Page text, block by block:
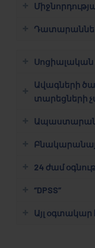
Սոցիալական
Ավագների
տարեցների
24 ժամ
‘’DPSS’’
Այլ